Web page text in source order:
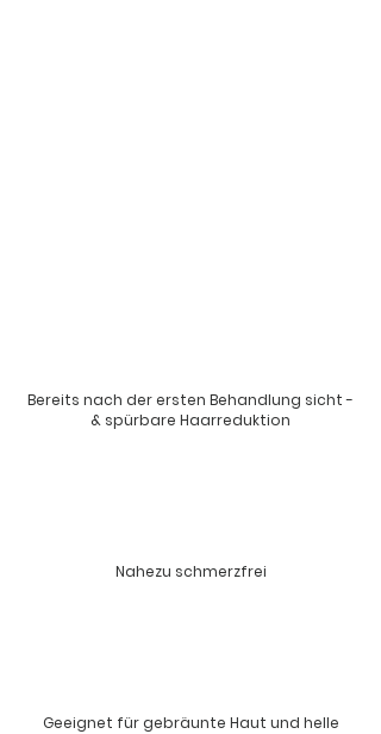
Bereits nach der ersten Behandlung sicht -
& spürbare Haarreduktion
Nahezu schmerzfrei
Geeignet für gebräunte Haut und helle